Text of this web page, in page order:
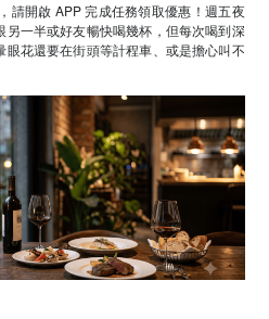
請開啟 APP 完成任務領取優惠！週五夜
另一半或好友暢快喝幾杯，但每次喝到深
眼花還要在街頭等計程車、或是擔心叫不